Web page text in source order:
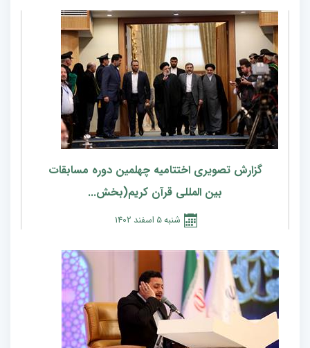
گزارش تصویری اختتامیه چهلمین دوره مسابقات
بین المللی قرآن کریم(بخش...
شنبه5 اسفند 1402